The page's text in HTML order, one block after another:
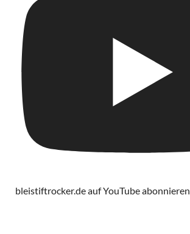
bleistiftrocker.de auf YouTube abonnieren